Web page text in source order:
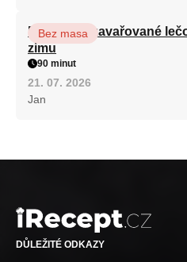
Babiččino zavařované
zimu
Bez masa
90 minut
21. 07. 2026
Jan
DŮLEŽITÉ ODKAZY